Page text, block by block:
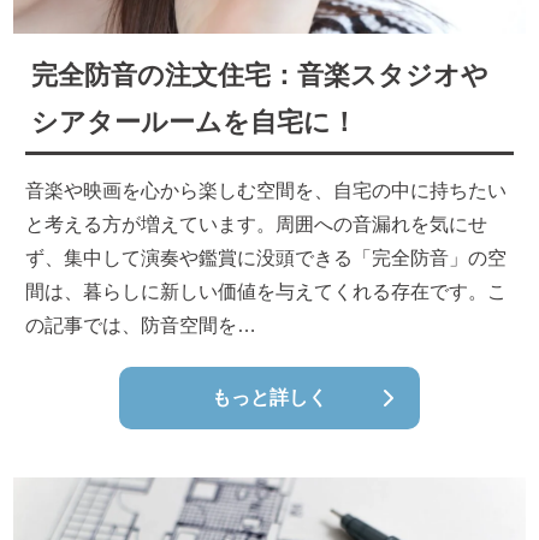
完全防音の注文住宅：音楽スタジオや
シアタールームを自宅に！
音楽や映画を心から楽しむ空間を、自宅の中に持ちたい
と考える方が増えています。周囲への音漏れを気にせ
ず、集中して演奏や鑑賞に没頭できる「完全防音」の空
間は、暮らしに新しい価値を与えてくれる存在です。こ
の記事では、防音空間を…
もっと詳しく